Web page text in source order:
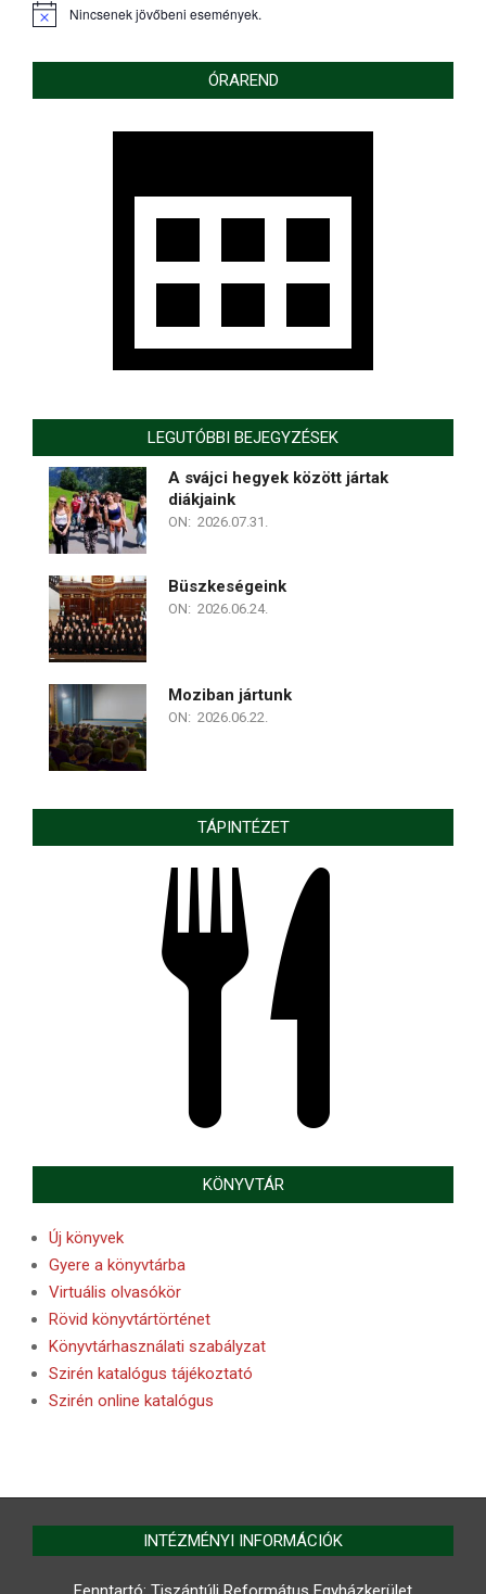
Notice Nincsenek jövőbeni események.
ÓRAREND
LEGUTÓBBI BEJEGYZÉSEK
A svájci hegyek között jártak
diákjaink
ON: 2026.07.31.
Büszkeségeink
ON: 2026.06.24.
Moziban jártunk
ON: 2026.06.22.
TÁPINTÉZET
KÖNYVTÁR
Új könyvek
Gyere a könyvtárba
Virtuális olvasókör
Rövid könyvtártörténet
Könyvtárhasználati szabályzat
Szirén katalógus tájékoztató
Szirén online katalógus
INTÉZMÉNYI INFORMÁCIÓK